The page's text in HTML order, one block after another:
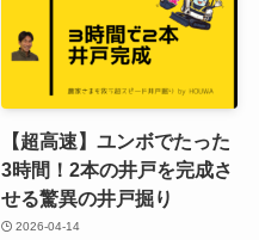
【超高速】ユンボでたった
3時間！2本の井戸を完成さ
せる驚異の井戸掘り
2026-04-14